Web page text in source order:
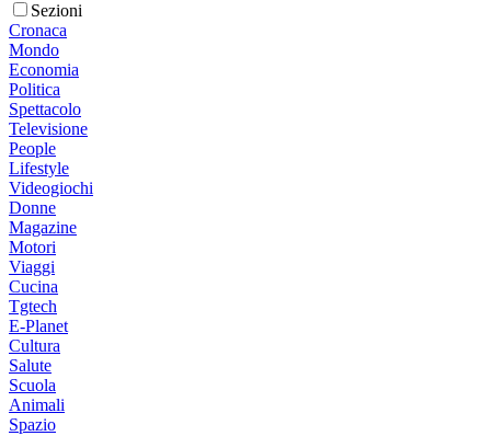
Sezioni
Cronaca
Mondo
Economia
Politica
Spettacolo
Televisione
People
Lifestyle
Videogiochi
Donne
Magazine
Motori
Viaggi
Cucina
Tgtech
E-Planet
Cultura
Salute
Scuola
Animali
Spazio